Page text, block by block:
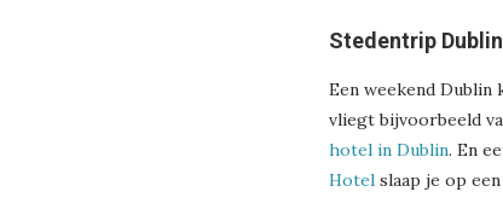
Stedentrip
Een weekend
vliegt bijvoorbeeld
hotel in Dublin. En
Hotel slaap je op